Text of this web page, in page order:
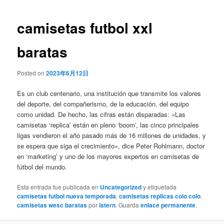
camisetas futbol xxl
baratas
Posted on2023年6月12日
Es un club centenario, una institución que transmite los valores
del deporte, del compañerismo, de la educación, del equipo
como unidad. De hecho, las cifras están disparadas: «Las
camisetas ‘replica’ están en pleno ‘boom’, las cinco principales
ligas vendieron el año pasado más de 16 millones de unidades, y
se espera que siga el crecimiento», dice Peter Rohlmann, doctor
en ‘marketing’ y uno de los mayores expertos en camisetas de
fútbol del mundo.
Esta entrada fue publicada en Uncategorizedy etiquetada
camisetas futbol nueva temporada,camisetas replicas colo colo,
camisetas wesc baratasporistern. Guardaenlace permanente.